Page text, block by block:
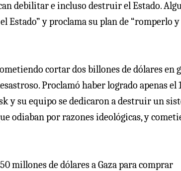
debilitar e incluso destruir el Estado.
Estado” y proclama su plan de “romperlo y
cortar dos billones de dólares en
Proclamó haber logrado apenas el
y su equipo se dedicaron a destruir un
odiaban por razones ideológicas, y
millones de dólares a Gaza para comprar